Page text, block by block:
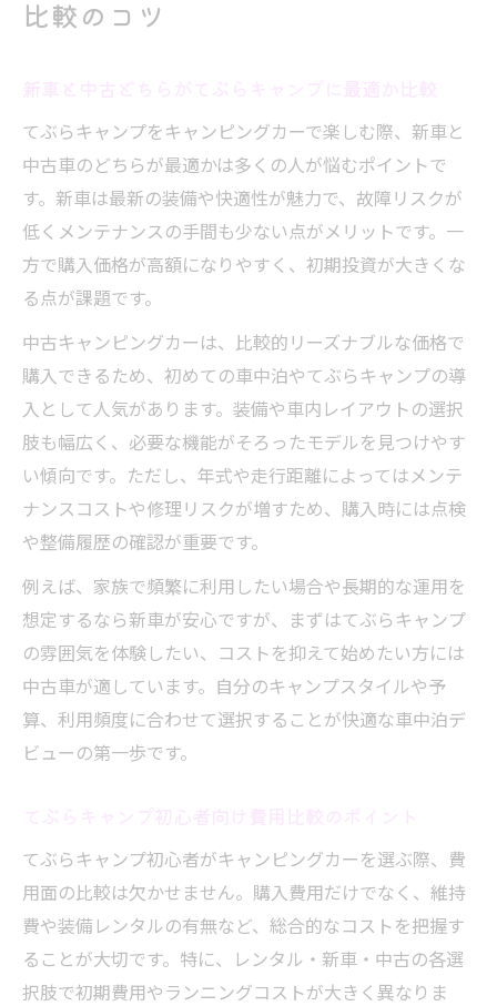
比較のコツ
てぶらキャンプをキャンピングカーで楽しむ際、新車と
中古車のどちらが最適かは多くの人が悩むポイントで
す。新車は最新の装備や快適性が魅力で、故障リスクが
低くメンテナンスの手間も少ない点がメリットです。一
方で購入価格が高額になりやすく、初期投資が大きくな
る点が課題です。
中古キャンピングカーは、比較的リーズナブルな価格で
購入できるため、初めての車中泊やてぶらキャンプの導
入として人気があります。装備や車内レイアウトの選択
肢も幅広く、必要な機能がそろったモデルを見つけやす
い傾向です。ただし、年式や走行距離によってはメンテ
ナンスコストや修理リスクが増すため、購入時には点検
や整備履歴の確認が重要です。
例えば、家族で頻繁に利用したい場合や長期的な運用を
想定するなら新車が安心ですが、まずはてぶらキャンプ
の雰囲気を体験したい、コストを抑えて始めたい方には
中古車が適しています。自分のキャンプスタイルや予
算、利用頻度に合わせて選択することが快適な車中泊デ
ビューの第一歩です。
てぶらキャンプ初心者がキャンピングカーを選ぶ際、費
用面の比較は欠かせません。購入費用だけでなく、維持
費や装備レンタルの有無など、総合的なコストを把握す
ることが大切です。特に、レンタル・新車・中古の各選
択肢で初期費用やランニングコストが大きく異なりま